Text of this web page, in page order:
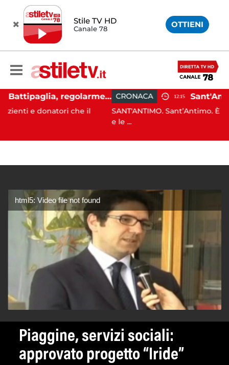
Stile TV HD
Canale 78 OTTIENI
Ospedale Battipaglia, regolarmente in funzione il Servizio Trasfusionale
che il
CRONACA 12:15
SANT'ANTIMO. Sant’Antimo. È da poco
html5: Video file not found
Piaggine, servizi sociali:
approvato progetto “Iride”